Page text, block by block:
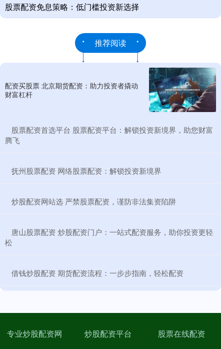
股票配资免息策略：低门槛投资新选择
推荐阅读
配资买股票 北京期货配资：助力投资者撬动
财富杠杆
​股票配资首选平台 股票配资平台：解锁投资新境界，助您财富
腾飞
​抚州股票配资 网络股票配资：解锁投资新境界
​炒股配资网站选 严禁股票配资，谨防非法集资陷阱
​唐山股票配资 炒股配资门户：一站式配资服务，助你投资更轻
松
​借钱炒股配资 期货配资流程：一步步指南，轻松配资
专业炒股配资网 炒股配资平台 股票在线配资